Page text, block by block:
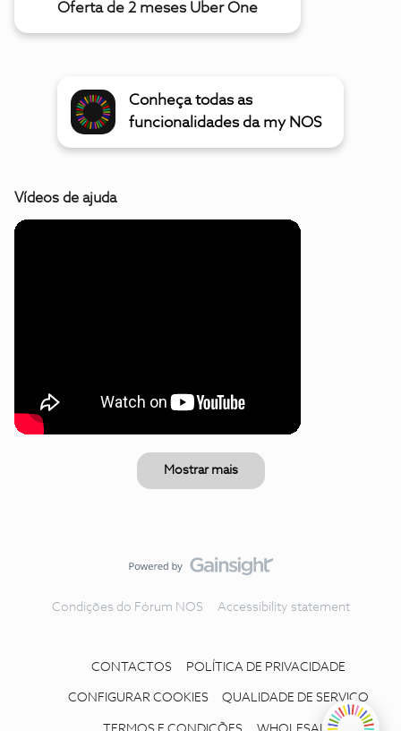
Oferta de 2 meses Uber One
Conheça todas as
funcionalidades da my NOS
Vídeos de ajuda
Mostrar mais
Condições do Fórum NOS Accessibility statement
CONTACTOS POLÍTICA DE PRIVACIDADE
CONFIGURAR COOKIES QUALIDADE DE SERVIÇO